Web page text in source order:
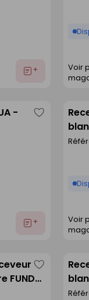
Ajouter
Voir
-
Ajouter
Enregistrer
comme
Voir
FUNDO
Enregistrer
comme